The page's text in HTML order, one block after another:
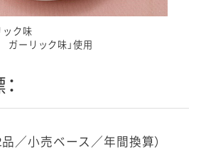
ク味
ガーリック味」使用
／小売ベース／年間換算）